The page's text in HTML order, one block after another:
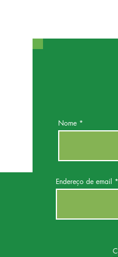
Nome
Endereço de email